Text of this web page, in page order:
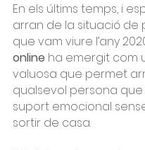
En els últims temps, i
arran de la situació de
que vam viure l’any
online ha emergit com
valuosa que permet
qualsevol persona que
suport emocional
sortir de casa.